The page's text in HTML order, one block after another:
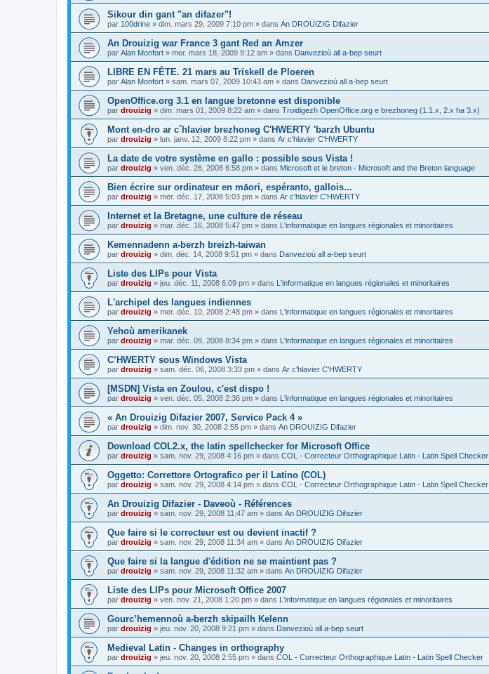
Sikour din gant "an difazer"!
par 100drine » dim. mars 29, 2009 7:10 pm » dans An DROUIZIG Difazier
An Drouizig war France 3 gant Red an Amzer
par Alan Monfort » mer. mars 18, 2009 9:12 am » dans Danvezioù all a-bep seurt
LIBRE EN FÊTE. 21 mars au Triskell de Ploeren
par Alan Monfort » sam. mars 07, 2009 10:43 am » dans Danvezioù all a-bep seurt
OpenOffice.org 3.1 en langue bretonne est disponible
par drouizig » dim. mars 01, 2009 8:22 am » dans Troidigezh OpenOffice.org e brezhoneg (1.1.x, 2.x ha 3.x)
Mont en-dro ar c´hlavier brezhoneg C'HWERTY 'barzh Ubuntu
par drouizig » lun. janv. 12, 2009 8:22 pm » dans Ar c'hlavier C'HWERTY
La date de votre système en gallo : possible sous Vista !
par drouizig » ven. déc. 26, 2008 6:58 pm » dans Microsoft et le breton - Microsoft and the Breton language
Bien écrire sur ordinateur en māori, espéranto, gallois...
par drouizig » mer. déc. 17, 2008 5:03 pm » dans Ar c'hlavier C'HWERTY
Internet et la Bretagne, une culture de réseau
par drouizig » mar. déc. 16, 2008 5:47 pm » dans L'informatique en langues régionales et minoritaires
Kemennadenn a-berzh breizh-taiwan
par drouizig » dim. déc. 14, 2008 9:51 pm » dans Danvezioù all a-bep seurt
Liste des LIPs pour Vista
par drouizig » jeu. déc. 11, 2008 6:09 pm » dans L'informatique en langues régionales et minoritaires
L'archipel des langues indiennes
par drouizig » mer. déc. 10, 2008 2:48 pm » dans L'informatique en langues régionales et minoritaires
Yehoù amerikanek
par drouizig » mar. déc. 09, 2008 8:34 pm » dans L'informatique en langues régionales et minoritaires
C’HWERTY sous Windows Vista
par drouizig » sam. déc. 06, 2008 3:33 pm » dans Ar c'hlavier C'HWERTY
[MSDN] Vista en Zoulou, c'est dispo !
par drouizig » ven. déc. 05, 2008 2:36 pm » dans L'informatique en langues régionales et minoritaires
« An Drouizig Difazier 2007, Service Pack 4 »
par drouizig » dim. nov. 30, 2008 2:55 pm » dans An DROUIZIG Difazier
Download COL2.x, the latin spellchecker for Microsoft Office
par drouizig » sam. nov. 29, 2008 4:16 pm » dans COL - Correcteur Orthographique Latin - Latin Spell Checker
Oggetto: Correttore Ortografico per il Latino (COL)
par drouizig » sam. nov. 29, 2008 4:14 pm » dans COL - Correcteur Orthographique Latin - Latin Spell Checker
An Drouizig Difazier - Daveoù - Références
par drouizig » sam. nov. 29, 2008 11:47 am » dans An DROUIZIG Difazier
Que faire si le correcteur est ou devient inactif ?
par drouizig » sam. nov. 29, 2008 11:34 am » dans An DROUIZIG Difazier
Que faire si la langue d'édition ne se maintient pas ?
par drouizig » sam. nov. 29, 2008 11:32 am » dans An DROUIZIG Difazier
Liste des LIPs pour Microsoft Office 2007
par drouizig » ven. nov. 21, 2008 1:20 pm » dans L'informatique en langues régionales et minoritaires
Gourc’hemennoù a-berzh skipailh Kelenn
par drouizig » jeu. nov. 20, 2008 9:21 pm » dans Danvezioù all a-bep seurt
Medieval Latin - Changes in orthography
par drouizig » jeu. nov. 20, 2008 2:55 pm » dans COL - Correcteur Orthographique Latin - Latin Spell Checker